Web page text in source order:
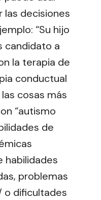
las decisiones
“Su hijo
candidato a
la terapia de
conductual
cosas más
“autismo
de
habilidades
problemas
o dificultades